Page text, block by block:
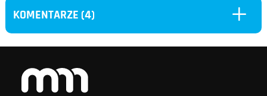
KOMENTARZE (4) L